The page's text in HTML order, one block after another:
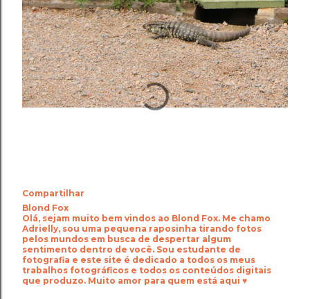
Compartilhar
Blond Fox
Olá, sejam muito bem vindos ao Blond Fox. Me chamo
Adrielly, sou uma pequena raposinha tirando fotos
pelos mundos em busca de despertar algum
sentimento dentro de você. Sou estudante de
fotografia e este site é dedicado a todos os meus
trabalhos fotográficos e todos os conteúdos digitais
que produzo. Muito amor para quem está aqui ♥